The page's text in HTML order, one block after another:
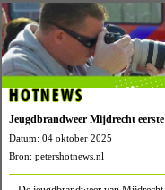
HOTNEWS
Jeugdbrandweer Mijdrecht
Datum: 04 oktober 2025
Bron: petershotnews.nl